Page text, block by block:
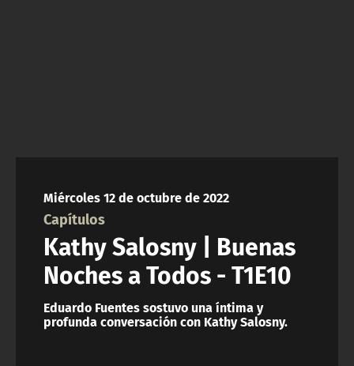
Miércoles 12 de octubre de 2022
Capítulos
Kathy Salosny | Buenas
Noches a Todos - T1E10
Eduardo Fuentes sostuvo una íntima y
profunda conversación con Kathy Salosny.